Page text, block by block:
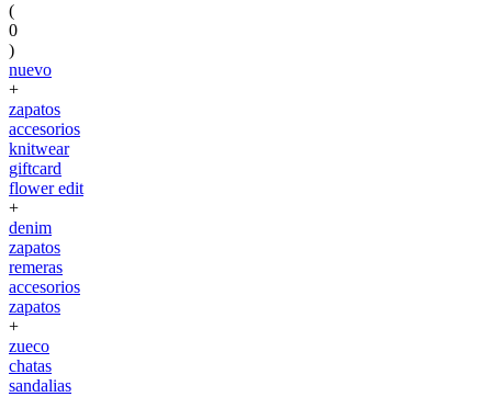
(
0
)
nuevo
+
zapatos
accesorios
knitwear
giftcard
flower edit
+
denim
zapatos
remeras
accesorios
zapatos
+
zueco
chatas
sandalias